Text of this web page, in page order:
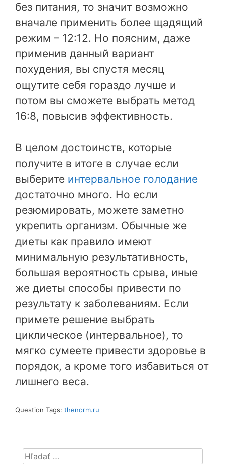
без питания, то значит возможно
вначале применить более щадящий
режим – 12:12. Но поясним, даже
применив данный вариант
похудения, вы спустя месяц
ощутите себя гораздо лучше и
потом вы сможете выбрать метод
16:8, повысив эффективность.
В целом достоинств, которые
получите в итоге в случае если
выберите интервальное голодание
достаточно много. Но если
резюмировать, можете заметно
укрепить организм. Обычные же
диеты как правило имеют
минимальную результативность,
большая вероятность срыва, иные
же диеты способы привести по
результату к заболеваниям. Если
примете решение выбрать
циклическое (интервальное), то
мягко сумеете привести здоровье в
порядок, а кроме того избавиться от
лишнего веса.
Question Tags: thenorm.ru
Hľadať: